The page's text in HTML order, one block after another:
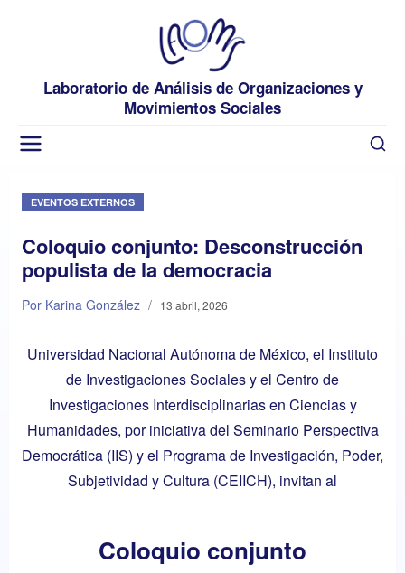
Laboratorio de Análisis de Organizaciones y
Movimientos Sociales
EVENTOS EXTERNOS
Coloquio conjunto: Desconstrucción
populista de la democracia
Por Karina González / 13 abril, 2026
Universidad Nacional Autónoma de México, el Instituto
de Investigaciones Sociales y el Centro de
Investigaciones Interdisciplinarias en Ciencias y
Humanidades, por iniciativa del Seminario Perspectiva
Democrática (IIS) y el Programa de Investigación, Poder,
Subjetividad y Cultura (CEIICH), invitan al
Coloquio conjunto